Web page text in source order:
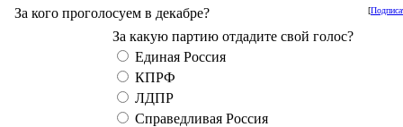
[
За кого проголосуем в декабре?
За какую партию отдадите свой голос?
Единая Россия
КПРФ
ЛДПР
Справедливая Россия